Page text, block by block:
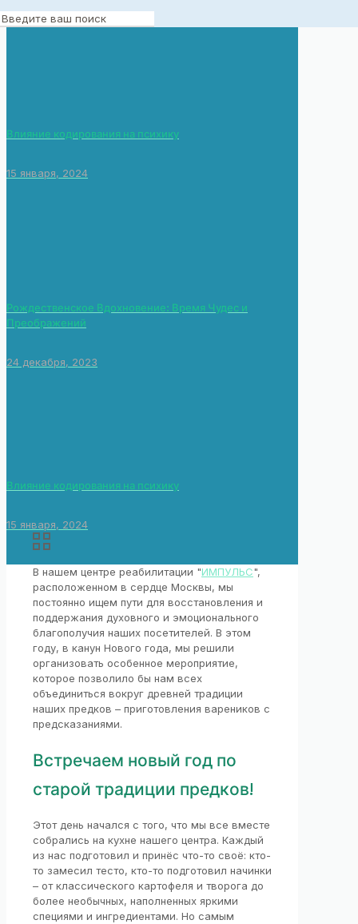
24 декабря, 2023
Влияние кодирования на психику
15 января, 2024
Рождественское Вдохновение: Время Чудес и
Преображений
24 декабря, 2023
Влияние кодирования на психику
15 января, 2024
В нашем центре реабилитации "ИМПУЛЬС",
расположенном в сердце Москвы, мы
постоянно ищем пути для восстановления и
поддержания духовного и эмоционального
благополучия наших посетителей. В этом
году, в канун Нового года, мы решили
организовать особенное мероприятие,
которое позволило бы нам всех
объединиться вокруг древней традиции
наших предков – приготовления вареников с
предсказаниями.
Встречаем новый год по
старой традиции предков!
Этот день начался с того, что мы все вместе
собрались на кухне нашего центра. Каждый
из нас подготовил и принёс что-то своё: кто-
то замесил тесто, кто-то подготовил начинки
– от классического картофеля и творога до
более необычных, наполненных яркими
специями и ингредиентами. Но самым